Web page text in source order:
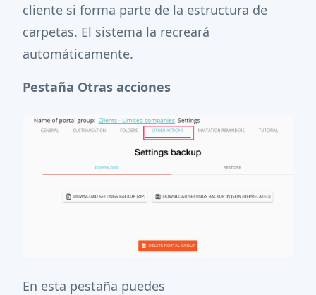
cliente si forma parte de la estructura de
carpetas. El sistema la recreará
automáticamente.
Pestaña Otras acciones
En esta pestaña puedes